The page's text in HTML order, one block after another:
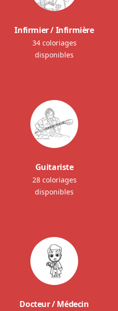
Infirmier / Infirmière
34 coloriages
disponibles
Guitariste
28 coloriages
disponibles
Docteur / Médecin